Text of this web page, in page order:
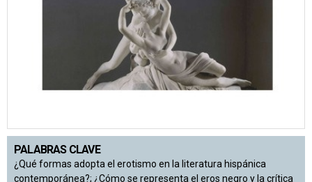
PALABRAS CLAVE
¿Qué formas adopta el erotismo en la literatura hispánica
contemporánea?; ¿Cómo se representa el eros negro y la crítica